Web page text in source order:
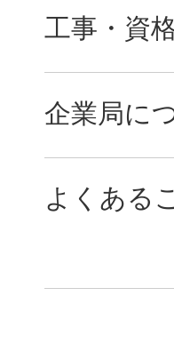
工事・資
企業局に
よくある